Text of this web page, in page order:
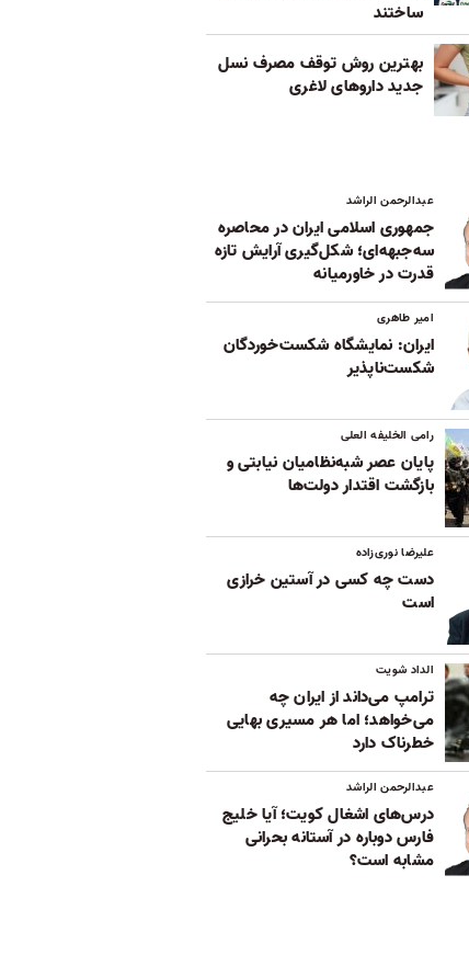
ساختند
بهترین روش توقف مصرف نسل
جدید داروهای لاغری
عبدالرحمن الراشد
جمهوری اسلامی ایران در محاصره
سه‌جبهه‌ای؛ شکل‌گیری آرایش تازه
قدرت در خاورمیانه
امیر طاهری
ایران: نمایشگاه شکست‌خوردگان
شکست‌ناپذیر
رامی الخلیفه العلی
پایان عصر شبه‌نظامیان نیابتی و
بازگشت اقتدار دولت‌ها
علیرضا نوری‌زاده
دست چه کسی در آستین خرازی
است
الداد شویت
ترامپ می‌داند از ایران چه
می‌خواهد؛ اما هر مسیری بهایی
خطرناک دارد
عبدالرحمن الراشد
درس‌های اشغال کویت؛ آیا خلیج
فارس دوباره در آستانه بحرانی
مشابه است؟